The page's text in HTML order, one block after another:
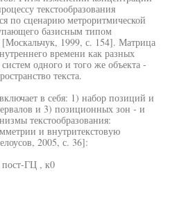
текстообразования
по сценарию метроритмической
базисным типом
[Москальчук, 1999, с. 154]. Матрица
времени как разных
одного и того же объекта -
текста.
в себя: 1) набор позиций и
и 3) позиционных зон - и
текстообразования:
и внутритекстовую
2005, с. 36]:
ГЦ , к0